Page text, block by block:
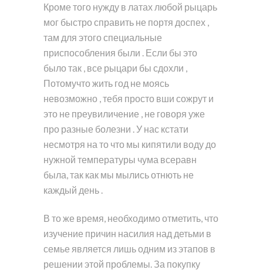
Кроме того нужду в латах любой рыцарь
мог быстро справить не портя доспех ,
там для этого специальные
приспособления были . Если бы это
было так , все рыцари бы сдохли ,
Потомучто жить год не моясь
невозможно , тебя просто вши сожрут и
это не преувиличение , не говоря уже
про разные болезни . У нас кстати
несмотря на то что мы кипятили воду до
нужной температуры чума всеравн
была, так как мы мылись отнють не
каждый день .
В то же время, необходимо отметить, что
изучение причин насилия над детьми в
семье является лишь одним из этапов в
решении этой проблемы. За покупку